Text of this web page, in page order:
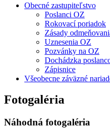
Obecné zastupiteľstvo
Poslanci OZ
Rokovací poriadok
Zásady
Uznesenia OZ
Pozvánky na OZ
Dochádzka
Zápisnice
Všeobecne záväzné
Fotogaléria
Náhodná fotogaléria